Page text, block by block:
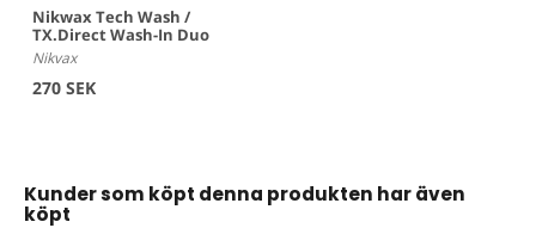
Nikwax Tech Wash /
TX.Direct Wash-In Duo
Nikvax
270 SEK
Kunder som köpt denna produkten har även
köpt